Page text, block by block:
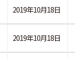
2019年10月18日
2019年10月18日